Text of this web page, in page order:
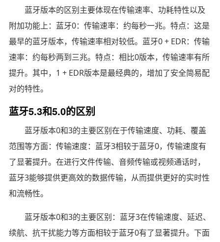
蓝牙版本的区别主要体现在传输速率、功耗特性以及
附加功能上：蓝牙0：传输速率：约每秒一兆。特点：这是
最早的蓝牙版本，传输速率相对较低。蓝牙0 + EDR：传输
速率：约每秒两到三兆。特点：相比0版本，传输速率有所
提升。其中，1 + EDR版本是最经典的，增加了安全简易配
对的特性。
蓝牙5.3和5.0的区别
蓝牙版本0和3的主要区别在于传输速度、功耗、覆盖
范围等方面：传输速度：蓝牙3相较于蓝牙0，传输速度有
了显著提升。在进行文件传输、音频传输或视频通话时，
蓝牙3能够提供更高效的数据传输，从而提供更好的实时性
和流畅性。
蓝牙版本0和3的主要区别：蓝牙3在传输速度、延迟、
续航、抗干扰能力等方面相较于蓝牙0有了显著提升。下面